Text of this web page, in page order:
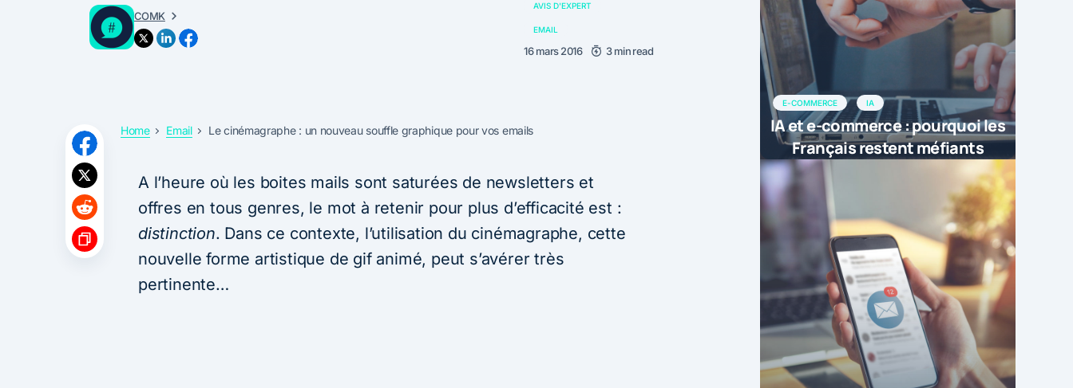
COMK
AVIS D'EXPERT
EMAIL
16 mars 2016 3 min read
Home Email Le cinémagraphe : un nouveau souffle graphique pour vos emails
A l’heure où les boites mails sont saturées de newsletters et
offres en tous genres, le mot à retenir pour plus d’efficacité est :
distinction. Dans ce contexte, l’utilisation du cinémagraphe, cette
nouvelle forme artistique de gif animé, peut s’avérer très
pertinente…
E-COMMERCE IA
IA et e-commerce : pourquoi les
Français restent méfiants